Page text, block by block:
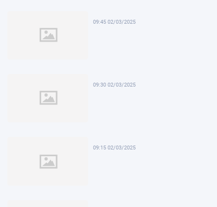
09:45 02/03/2025
09:30 02/03/2025
09:15 02/03/2025